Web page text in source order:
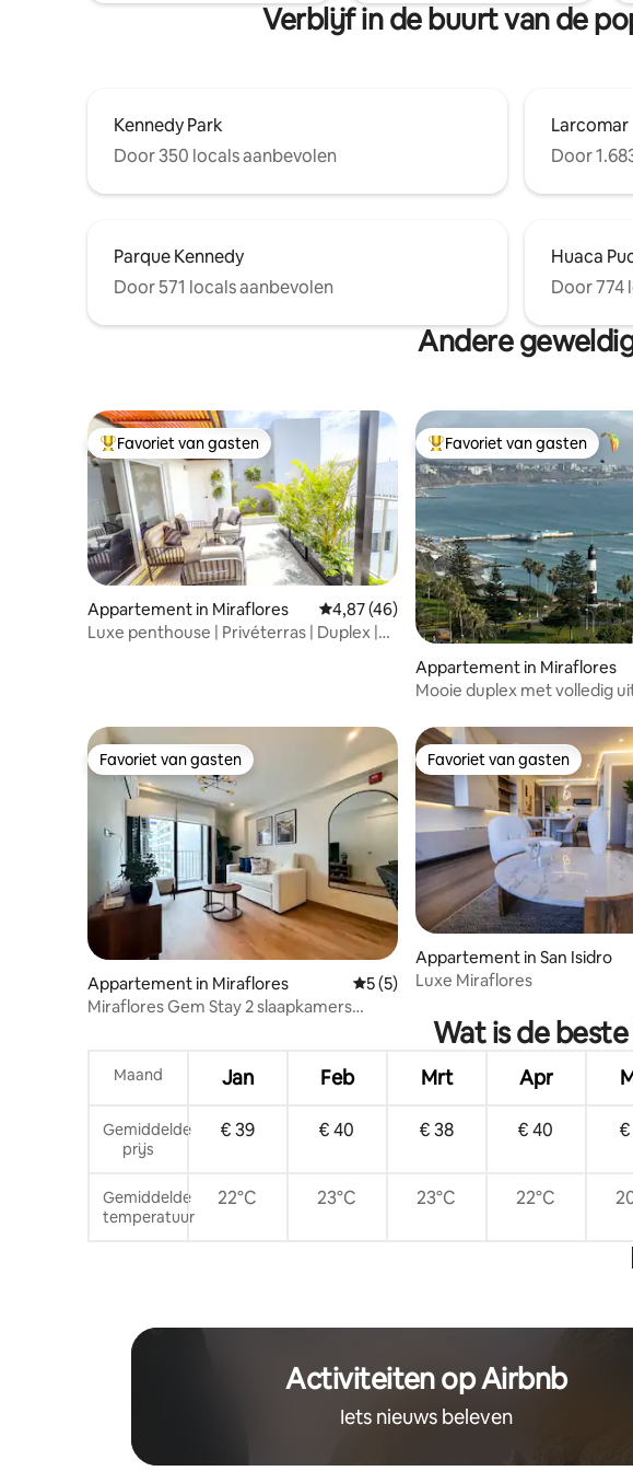
Overal drempelvrije toegang. 24/7
wandelen, fietsen🚲, 🏄‍♂️
Verblijf in de buurt van de
Kennedy Park
Door 350 locals aanbevolen
Larcomar
Door
Parque Kennedy
Door 571 locals aanbevolen
Huaca
Door 774
Andere
Topfavoriet van gasten
Favoriet van gasten
Appartement in Miraflores Gemiddelde beoordeling van 4,87 op 5,
4,87 (46)
Luxe penthouse | Privéterras | Duplex |
Topfavoriet van gasten
Favoriet van gasten
Appartement in Miraflores
Mooie duplex met volledig
Favoriet van gasten
Favoriet van gasten
Appartement in Miraflores Gemiddelde beoordeling van 5 op 5,
5 (5)
Miraflores Gem Stay 2 slaapkamers
Favoriet van gasten
Favoriet van gasten
Appartement in San Isidro
Luxe Miraflores
Wat is de
Maand Jan Feb Mrt Apr
Gemiddelde
prijs
€ 39 € 40 € 38 € 40 €
Gemiddelde
temperatuur
22°C 23°C 23°C 22°C
Activiteiten op Airbnb
Iets nieuws beleven